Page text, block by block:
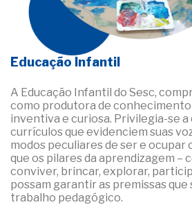
Educação Infantil
A Educação Infantil do Sesc,
como produtora de
inventiva e curiosa. Privilegia-se a
currículos que evidenciem suas
modos peculiares de ser e ocupar
que os pilares da aprendizagem –
conviver, brincar, explorar,
possam garantir as premissas
trabalho pedagógico.